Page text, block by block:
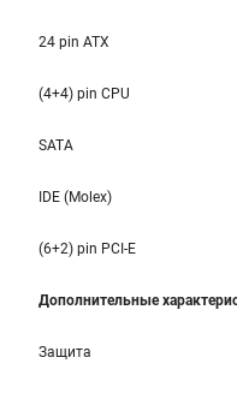
24 pin ATX
(4+4) pin CPU
SATA
IDE (Molex)
(6+2) pin PCI-E
Дополнительные
Защита